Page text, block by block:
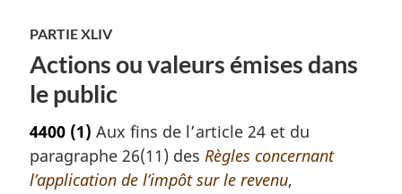
PARTIE XLIV
Actions ou valeurs émises dans
le public
4400 (1) Aux fins de l’article 24 et du
paragraphe 26(11) des Règles concernant
l’application de l’impôt sur le revenu,